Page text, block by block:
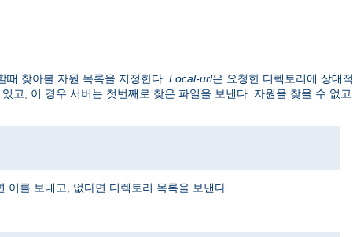
때 찾아볼 자원 목록을 지정한다. Local-url은 요청한 디렉토리에 상대적
고, 이 경우 서버는 첫번째로 찾은 파일을 보낸다. 자원을 찾을 수 없고
이를 보내고, 없다면 디렉토리 목록을 보낸다.